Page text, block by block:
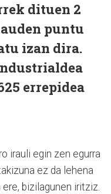
dituen 2
puntu
izan dira.
errepidea
irauli egin zen egurra
ez da lehena
bizilagunen iritziz.